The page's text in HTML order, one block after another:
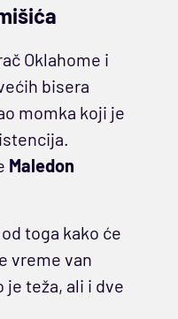
Oklahome i
bisera
momka koji je
Maledon
toga kako će
vreme van
je teža, ali i dve